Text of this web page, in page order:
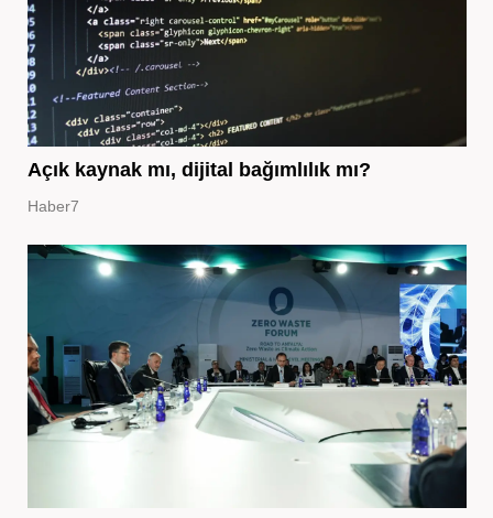
Açık kaynak mı, dijital bağımlılık mı?
Haber7